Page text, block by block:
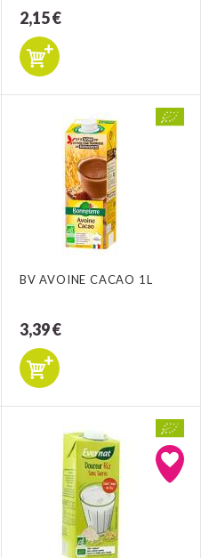
2,15 €
BV AVOINE CACAO 1L
3,39 €